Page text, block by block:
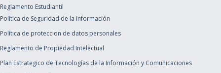
Reglamento Estudiantil
Política de Seguridad de la Información
Política de proteccion de datos personales
Reglamento de Propiedad Intelectual
Plan Estrategico de Tecnologías de la Información y Comunicaciones